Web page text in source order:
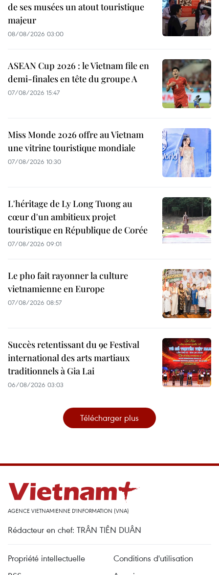
de ses musées un atout touristique
majeur
08/08/2026 03:00
ASEAN Cup 2026 : le Vietnam file en
demi-finales en tête du groupe A
07/08/2026 15:47
Miss Monde 2026 offre au Vietnam
une vitrine touristique mondiale
07/08/2026 10:30
L'héritage de Ly Long Tuong au
cœur d'un ambitieux projet
touristique en République de Corée
07/08/2026 09:01
Le pho fait rayonner la culture
vietnamienne en Europe
07/08/2026 08:57
Succès retentissant du 9e Festival
international des arts martiaux
traditionnels à Gia Lai
06/08/2026 03:03
Télécharger plus
AGENCE VIETNAMIENNE D'INFORMATION (VNA)
Rédacteur en chef: TRÂN TIÊN DUÂN
Propriété intellectuelle
Conditions d'utilisation